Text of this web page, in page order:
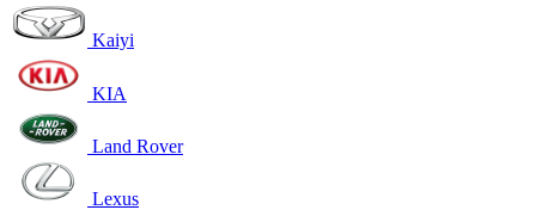
Kaiyi
KIA
Land Rover
Lexus